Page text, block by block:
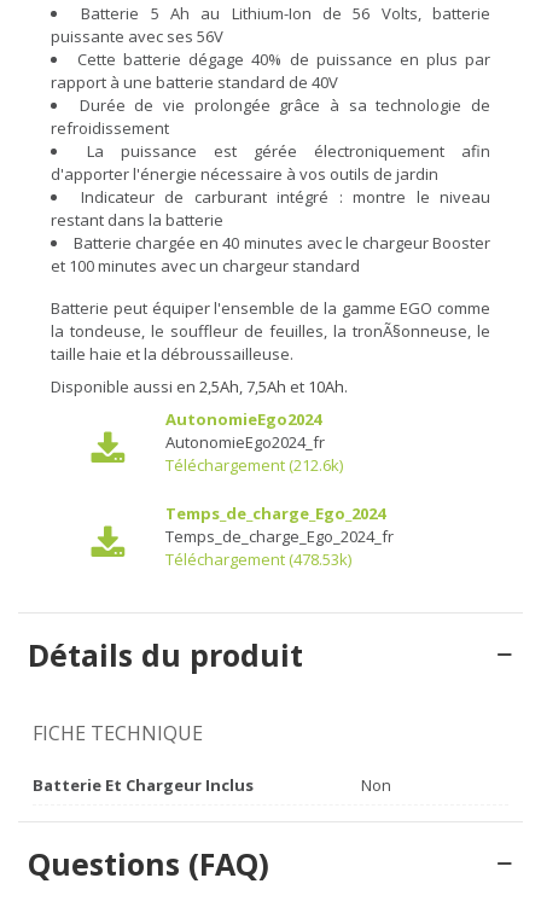
Batterie 5 Ah au Lithium-Ion de 56 Volts, batterie
puissante avec ses 56V
Cette batterie dégage 40% de puissance en plus par
rapport à une batterie standard de 40V
Durée de vie prolongée grâce à sa technologie de
refroidissement
La puissance est gérée électroniquement afin
d'apporter l'énergie nécessaire à vos outils de jardin
Indicateur de carburant intégré : montre le niveau
restant dans la batterie
Batterie chargée en 40 minutes avec le chargeur Booster
et 100 minutes avec un chargeur standard
Batterie peut équiper l'ensemble de la gamme EGO comme
la tondeuse, le souffleur de feuilles, la tronÃ§onneuse, le
taille haie et la débroussailleuse.
Disponible aussi en 2,5Ah , 7,5Ah et 10Ah.
AutonomieEgo2024
AutonomieEgo2024_fr
Téléchargement (212.6k)
Temps_de_charge_Ego_2024
Temps_de_charge_Ego_2024_fr
Téléchargement (478.53k)
Détails du produit
FICHE TECHNIQUE
Batterie Et Chargeur Inclus Non
Questions (FAQ)